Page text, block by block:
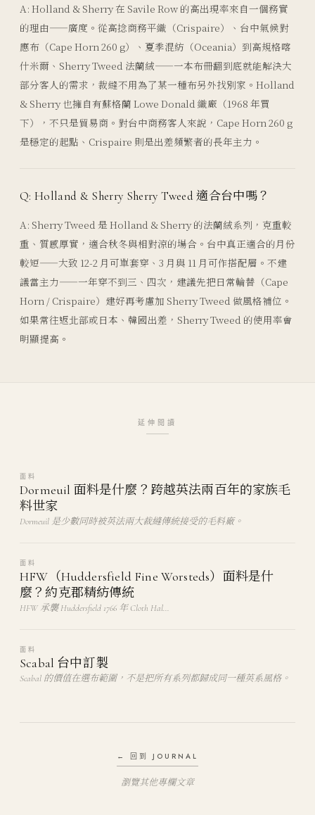
A: Holland & Sherry 在 Savile Row 的高出現率來自一個務實
的理由——廣度。從高捻商務平織（Crispaire）、台中氣候對
應布（Cape Horn 260 g）、夏季混紡（Oceania）到高規格喀
什米爾、Sherry Tweed 法蘭絨——一本布冊翻到底就能解決大
部分客人的需求，裁縫不用為了某一種布另外找別家。Holland
& Sherry 也擁自有蘇格蘭 Lowe Donald 織廠（1968 年買
下），不只是貿易商。對台中商務客人來說，Cape Horn 260 g
是穩定的起點、Crispaire 則是出差頻繁者的長年主力。
Q: Holland & Sherry Sherry Tweed 適合台中嗎？
A: Sherry Tweed 是 Holland & Sherry 的法蘭絨系列，克重較
重、質感厚實，適合秋冬與相對涼的場合。台中真正適合的月份
較短——大致 12-2 月可單套穿、3 月與 11 月可作搭配層。不建
議當主力——一年穿不到三、四次，建議先把日常輪替（Cape
Horn / Crispaire）建好再考慮加 Sherry Tweed 做風格補位。
如果常往返北部或日本、韓國出差，Sherry Tweed 的使用率會
明顯提高。
延伸閱讀
面料
Dormeuil 面料是什麼？跨越英法兩百年的家族毛
料世家
Dormeuil 是少數同時被英法兩大裁縫傳統接受的毛料廠。
面料
HFW（Huddersfield Fine Worsteds）面料是什
麼？約克郡精紡傳統
HFW 承襲 Huddersfield 1766 年 Cloth Hal…
面料
Scabal 台中訂製
Scabal 的價值在選布範圍，不是把所有系列都歸成同一種英系風格。
← 回到 JOURNAL
瀏覽其他專欄文章